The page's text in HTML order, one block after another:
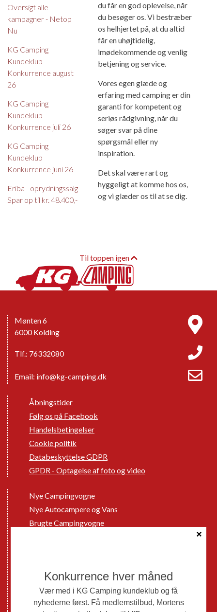
Oversigt alle
kampagner - Netop
Nu
KG Camping
Kundeklub
Konkurrence august
26
KG Camping
Kundeklub
Konkurrence juli 26
KG Camping
Kundeklub
Konkurrence juni 26
Eriba - oprydningssalg -
Spar op til kr. 48.400,-
du får en god oplevelse, når
du besøger os. Vi bestræber
os helhjertet på, at du altid
får en uhøjtidelig,
imødekommende og venlig
betjening og service.
Vores egen glæde og
erfaring med camping er din
garanti for kompetent og
seriøs rådgivning, når du
søger svar på dine
spørgsmål eller ny
inspiration.
Det skal være rart og
hyggeligt at komme hos os,
og vi glæder os til at se dig.
Til toppen igen
Mønten 6
6000 Kolding
Tlf.: 76332080
Email: info@kg-camping.dk
Åbningstider
Følg os på Facebook
Handelsbetingelser
Cookie politik
Databeskyttelse GDPR
GPDR - Optagelse af foto og video
Nye Campingvogne
Nye Autocampere og Vans
Brugte Campingvogne
Mortens Campingtips
KG Camping Kundeklub
Nyheder